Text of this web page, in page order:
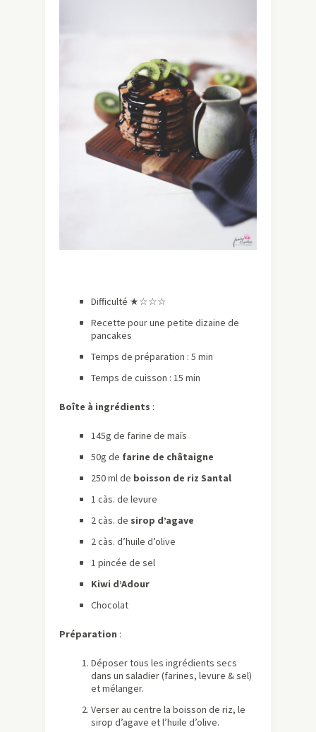
Difficulté ★☆☆☆
Recette pour une petite dizaine de
pancakes
Temps de préparation : 5 min
Temps de cuisson : 15 min
Boîte à ingrédients :
145g de farine de maïs
50g de farine de châtaigne
250 ml de boisson de riz Santal
1 càs. de levure
2 càs. de sirop d’agave
2 càs. d’huile d’olive
1 pincée de sel
Kiwi d’Adour
Chocolat
Préparation :
Déposer tous les ingrédients secs
dans un saladier (farines, levure & sel)
et mélanger.
Verser au centre la boisson de riz, le
sirop d’agave et l’huile d’olive.